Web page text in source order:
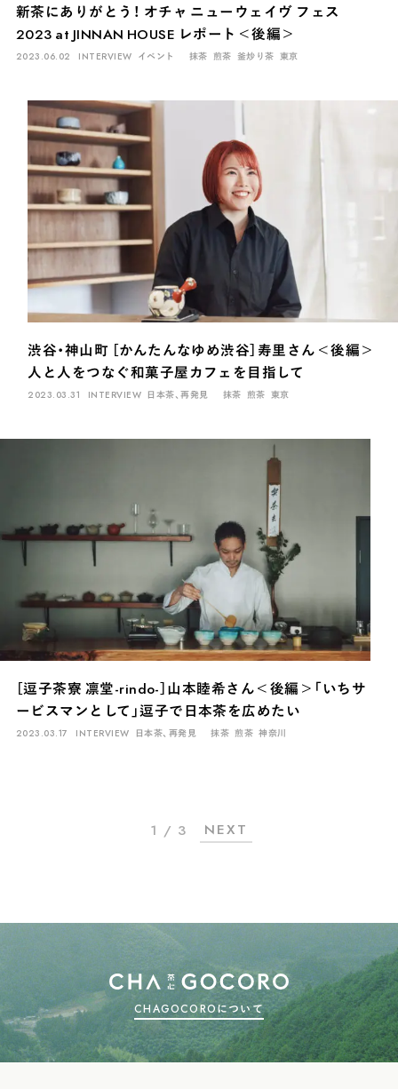
新茶にありがとう！ オチャ ニューウェイヴ フェス
2023 at JINNAN HOUSE レポート＜後編＞
2023.06.02 INTERVIEW イベント 抹茶 煎茶 釜炒り茶 東京
渋谷・神山町 ［かんたんなゆめ渋谷］寿里さん＜後編＞
人と人をつなぐ和菓子屋カフェを目指して
2023.03.31 INTERVIEW 日本茶、再発見 抹茶 煎茶 東京
［逗子茶寮 凛堂-rindo-］山本睦希さん＜後編＞「いちサ
ービスマンとして」逗子で日本茶を広めたい
2023.03.17 INTERVIEW 日本茶、再発見 抹茶 煎茶 神奈川
1 / 3 NEXT
CHAGOCOROについて